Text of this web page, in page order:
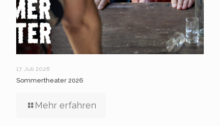
17. Juli 2026
Sommertheater 2026
Mehr erfahren